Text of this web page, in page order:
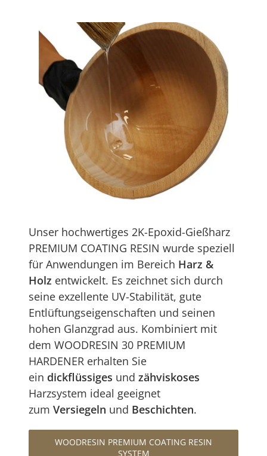
Unser hochwertiges 2K-Epoxid-Gießharz
PREMIUM COATING RESIN wurde speziell
für Anwendungen im Bereich Harz &
Holz entwickelt. Es zeichnet sich durch
seine exzellente UV-Stabilität, gute
Entlüftungseigenschaften und seinen
hohen Glanzgrad aus. Kombiniert mit
dem WOODRESIN 30 PREMIUM
HARDENER erhalten Sie
ein dickflüssiges und zähviskoses
Harzsystem ideal geeignet
zum Versiegeln und Beschichten.
WOODRESIN PREMIUM COATING RESIN
SYSTEM